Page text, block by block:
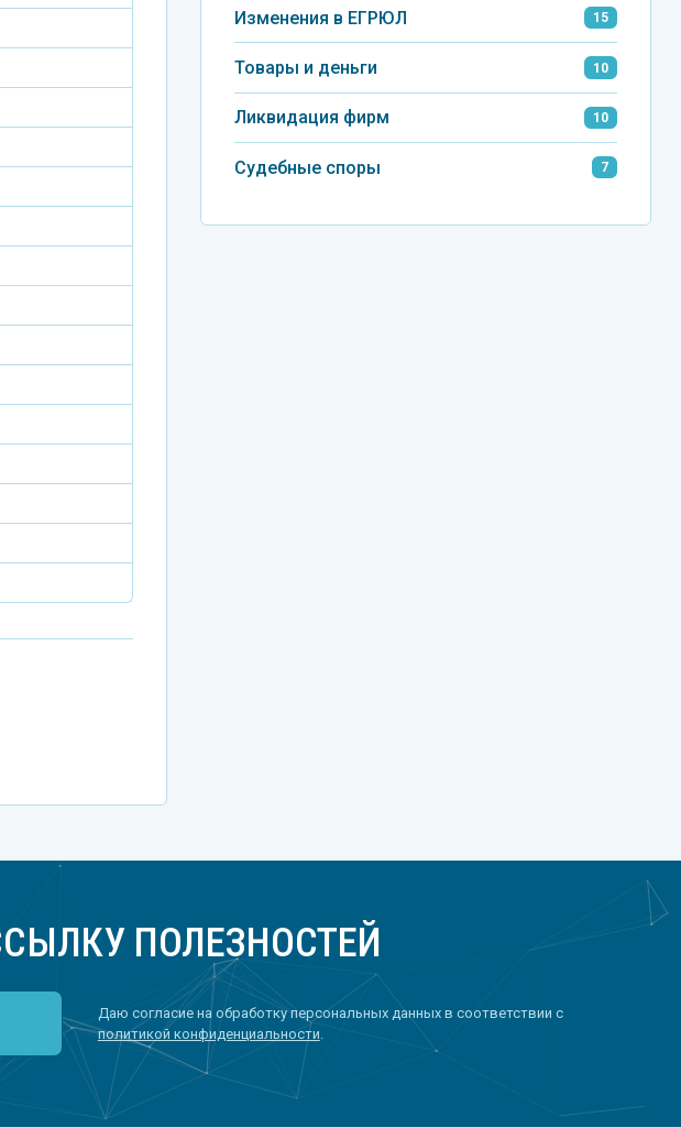
Изменения в ЕГРЮЛ 15
Товары и деньги 10
Ликвидация фирм 10
Судебные споры 7
ПОЛЕЗНОСТЕЙ
Даю согласие на обработку персональных данных в соответствии с
политикой конфиденциальности.